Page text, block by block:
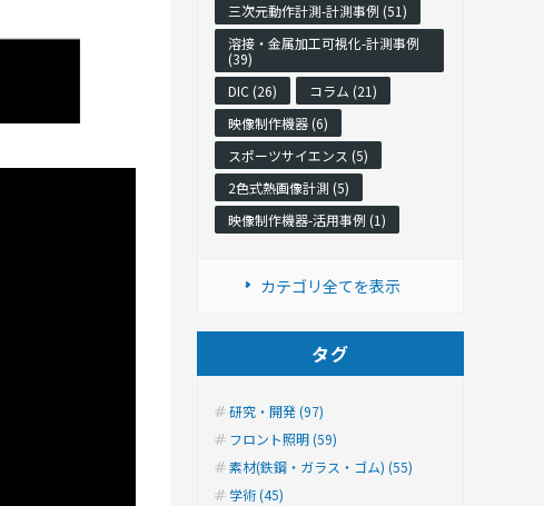
三次元動作計測-計測事例 (51)
溶接・金属加工可視化-計測事例
(39)
DIC (26)
コラム (21)
映像制作機器 (6)
スポーツサイエンス (5)
2色式熱画像計測 (5)
映像制作機器-活用事例 (1)
カテゴリ全てを表示
タグ
研究・開発 (97)
フロント照明 (59)
素材(鉄鋼・ガラス・ゴム) (55)
学術 (45)